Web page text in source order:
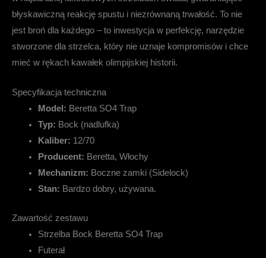
błyskawiczną reakcję spustu i niezrównaną trwałość. To nie
jest broń dla każdego – to inwestycja w perfekcję, narzędzie
stworzone dla strzelca, który nie uznaje kompromisów i chce
mieć w rękach kawałek olimpijskiej historii.
Specyfikacja techniczna
Model: Beretta SO4 Trap
Typ: Bock (nadlufka)
Kaliber: 12/70
Producent: Beretta, Włochy
Mechanizm: Boczne zamki (Sidelock)
Stan: Bardzo dobry, używana.
Zawartość zestawu
Strzelba Bock Beretta SO4 Trap
Futerał